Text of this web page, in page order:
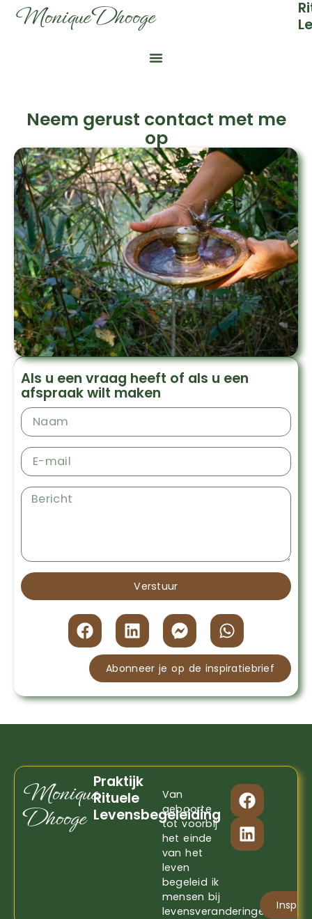
Monique Dhooge
Neem gerust contact met me
op
Als u een vraag heeft of als u een
afspraak wilt maken
Verstuur
Abonneer je op de inspiratiebrief
Monique
Dhooge
Praktijk
Rituele
Levensbegeleiding
Van
geboorte
tot voorbij
het einde
van het
leven
begeleid ik
mensen bij
levensveranderingen